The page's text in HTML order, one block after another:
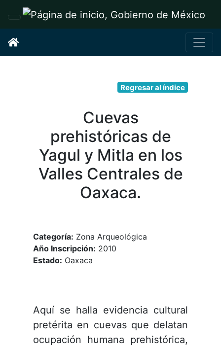
Interruptor de Navegación
Regresar al índice
Cuevas
prehistóricas de
Yagul y Mitla en los
Valles Centrales de
Oaxaca.
Categoría: Zona Arqueológica
Año Inscripción: 2010
Estado: Oaxaca
Aquí se halla evidencia cultural
pretérita en cuevas que delatan
ocupación humana prehistórica,